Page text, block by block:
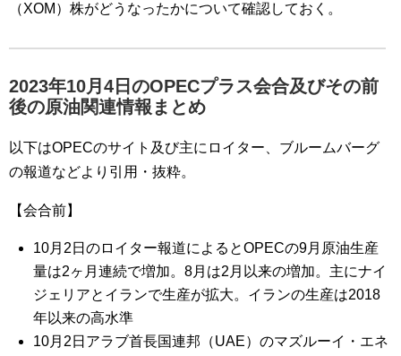
（XOM）株がどうなったかについて確認しておく。
2023年10月4日のOPECプラス会合及びその前
後の原油関連情報まとめ
以下はOPECのサイト及び主にロイター、ブルームバーグ
の報道などより引用・抜粋。
【会合前】
10月2日のロイター報道によるとOPECの9月原油生産
量は2ヶ月連続で増加。8月は2月以来の増加。主にナイ
ジェリアとイランで生産が拡大。イランの生産は2018
年以来の高水準
10月2日アラブ首長国連邦（UAE）のマズルーイ・エネ